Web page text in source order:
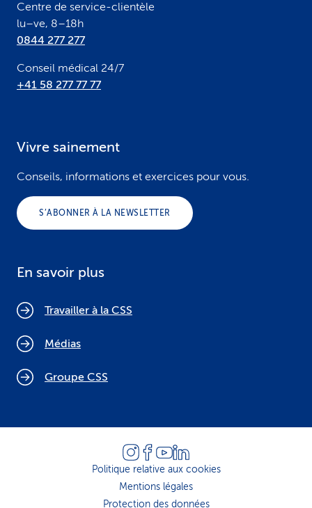
Centre de service-clientèle
lu–ve, 8–18h
0844 277 277
Conseil médical 24/7
+41 58 277 77 77
Vivre sainement
Conseils, informations et exercices pour vous.
S’ABONNER À LA NEWSLETTER
En savoir plus
Travailler à la CSS
Médias
Groupe CSS
Politique relative aux cookies
Mentions légales
Protection des données